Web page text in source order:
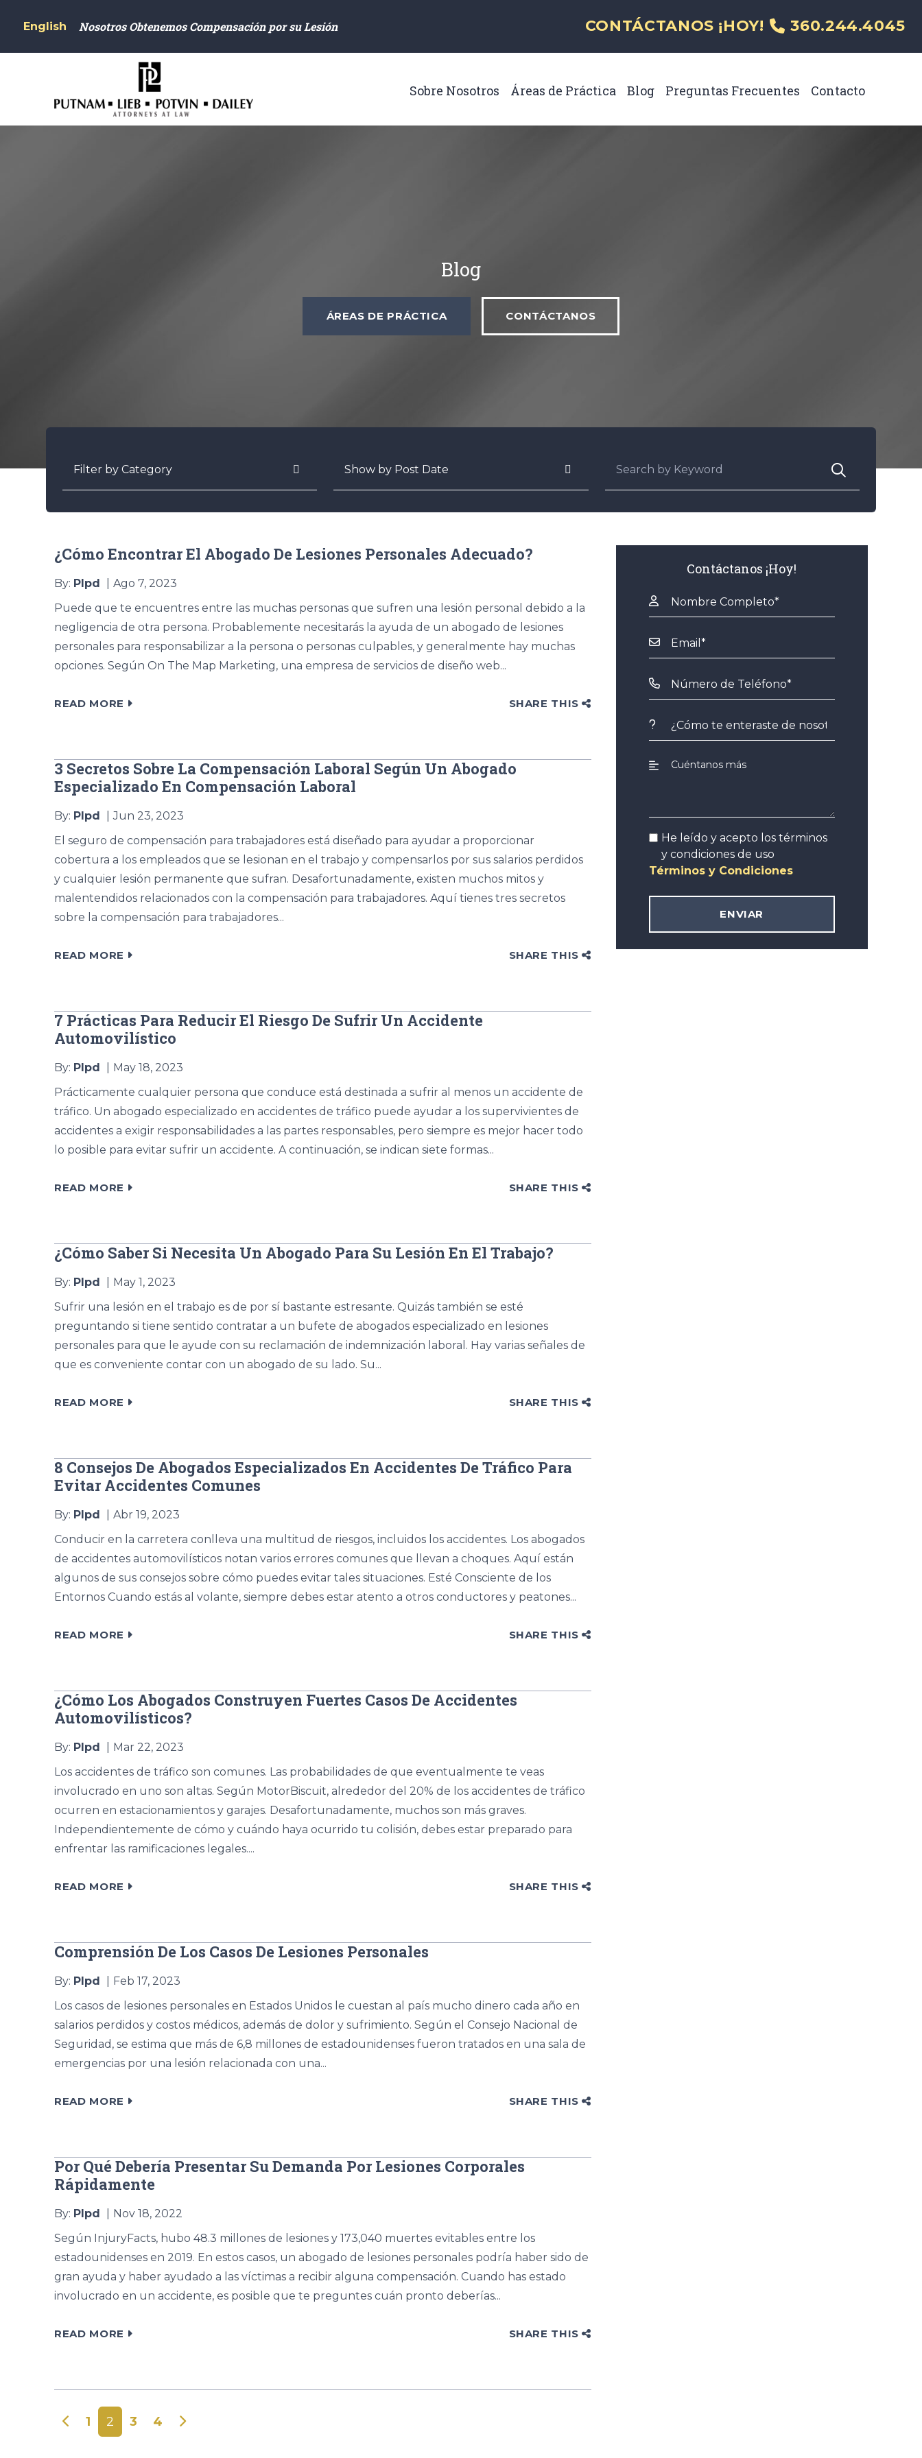
English Nosotros Obtenemos Compensación por su Lesión CONTÁCTANOS ¡HOY! 360.244.4045
Sobre Nosotros Toggle Menu
Áreas de Práctica Toggle Menu
Blog Preguntas Frecuentes Contacto
Blog
ÁREAS DE PRÁCTICA CONTÁCTANOS
¿Cómo Encontrar El Abogado De Lesiones Personales Adecuado?
By: Plpd
Ago 7, 2023
Puede que te encuentres entre las muchas personas que sufren una lesión personal debido a la
negligencia de otra persona. Probablemente necesitarás la ayuda de un abogado de lesiones
personales para responsabilizar a la persona o personas culpables, y generalmente hay muchas
opciones. Según On The Map Marketing, una empresa de servicios de diseño web...
READ MORE SHARE THIS
3 Secretos Sobre La Compensación Laboral Según Un Abogado
Especializado En Compensación Laboral
By: Plpd
Jun 23, 2023
El seguro de compensación para trabajadores está diseñado para ayudar a proporcionar
cobertura a los empleados que se lesionan en el trabajo y compensarlos por sus salarios perdidos
y cualquier lesión permanente que sufran. Desafortunadamente, existen muchos mitos y
malentendidos relacionados con la compensación para trabajadores. Aquí tienes tres secretos
sobre la compensación para trabajadores...
READ MORE SHARE THIS
7 Prácticas Para Reducir El Riesgo De Sufrir Un Accidente
Automovilístico
By: Plpd
May 18, 2023
Prácticamente cualquier persona que conduce está destinada a sufrir al menos un accidente de
tráfico. Un abogado especializado en accidentes de tráfico puede ayudar a los supervivientes de
accidentes a exigir responsabilidades a las partes responsables, pero siempre es mejor hacer todo
lo posible para evitar sufrir un accidente. A continuación, se indican siete formas...
READ MORE SHARE THIS
¿Cómo Saber Si Necesita Un Abogado Para Su Lesión En El Trabajo?
By: Plpd
May 1, 2023
Sufrir una lesión en el trabajo es de por sí bastante estresante. Quizás también se esté
preguntando si tiene sentido contratar a un bufete de abogados especializado en lesiones
personales para que le ayude con su reclamación de indemnización laboral. Hay varias señales de
que es conveniente contar con un abogado de su lado. Su...
READ MORE SHARE THIS
8 Consejos De Abogados Especializados En Accidentes De Tráfico Para
Evitar Accidentes Comunes
By: Plpd
Abr 19, 2023
Conducir en la carretera conlleva una multitud de riesgos, incluidos los accidentes. Los abogados
de accidentes automovilísticos notan varios errores comunes que llevan a choques. Aquí están
algunos de sus consejos sobre cómo puedes evitar tales situaciones. Esté Consciente de los
Entornos Cuando estás al volante, siempre debes estar atento a otros conductores y peatones...
READ MORE SHARE THIS
¿Cómo Los Abogados Construyen Fuertes Casos De Accidentes
Automovilísticos?
By: Plpd
Mar 22, 2023
Los accidentes de tráfico son comunes. Las probabilidades de que eventualmente te veas
involucrado en uno son altas. Según MotorBiscuit, alrededor del 20% de los accidentes de tráfico
ocurren en estacionamientos y garajes. Desafortunadamente, muchos son más graves.
Independientemente de cómo y cuándo haya ocurrido tu colisión, debes estar preparado para
enfrentar las ramificaciones legales....
READ MORE SHARE THIS
Comprensión De Los Casos De Lesiones Personales
By: Plpd
Feb 17, 2023
Los casos de lesiones personales en Estados Unidos le cuestan al país mucho dinero cada año en
salarios perdidos y costos médicos, además de dolor y sufrimiento. Según el Consejo Nacional de
Seguridad, se estima que más de 6,8 millones de estadounidenses fueron tratados en una sala de
emergencias por una lesión relacionada con una...
READ MORE SHARE THIS
Por Qué Debería Presentar Su Demanda Por Lesiones Corporales
Rápidamente
By: Plpd
Nov 18, 2022
Según InjuryFacts, hubo 48.3 millones de lesiones y 173,040 muertes evitables entre los
estadounidenses en 2019. En estos casos, un abogado de lesiones personales podría haber sido de
gran ayuda y haber ayudado a las víctimas a recibir alguna compensación. Cuando has estado
involucrado en un accidente, es posible que te preguntes cuán pronto deberías...
READ MORE SHARE THIS
Navegación de entradas
1 2 3 4
Contáctanos ¡Hoy!
He leído y acepto los términos
y condiciones de uso
Términos y Condiciones